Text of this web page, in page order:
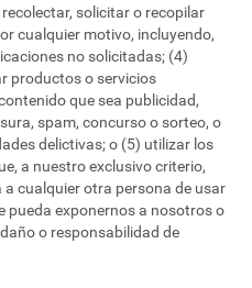
solicitar o recopilar
cualquier motivo, incluyendo,
no solicitadas; (4)
productos o servicios
que sea publicidad,
spam, concurso o sorteo, o
delictivas; o (5) utilizar los
a nuestro exclusivo criterio,
cualquier otra persona de usar
pueda exponernos a nosotros o
o responsabilidad de